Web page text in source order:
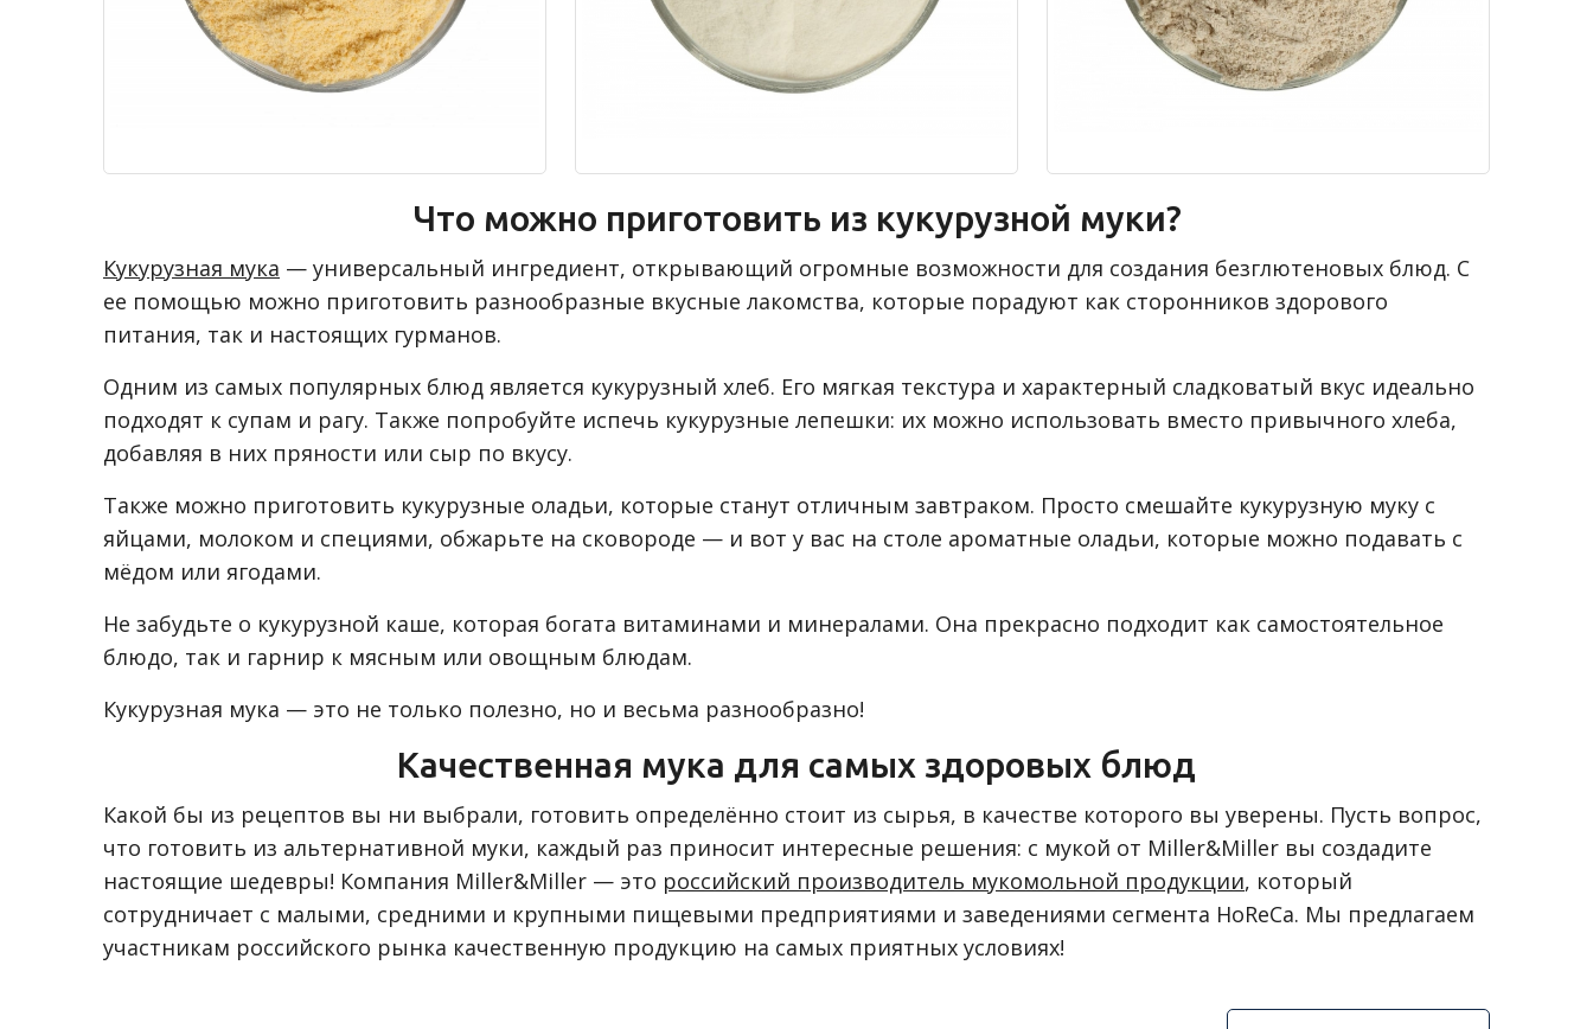
Что можно приготовить из кукурузной муки?
Кукурузная мука — универсальный ингредиент, открывающий огромные возможности для создания безглютеновых блюд. С
ее помощью можно приготовить разнообразные вкусные лакомства, которые порадуют как сторонников здорового
питания, так и настоящих гурманов.
Одним из самых популярных блюд является кукурузный хлеб. Его мягкая текстура и характерный сладковатый вкус идеально
подходят к супам и рагу. Также попробуйте испечь кукурузные лепешки: их можно использовать вместо привычного хлеба,
добавляя в них пряности или сыр по вкусу.
Также можно приготовить кукурузные оладьи, которые станут отличным завтраком. Просто смешайте кукурузную муку с
яйцами, молоком и специями, обжарьте на сковороде — и вот у вас на столе ароматные оладьи, которые можно подавать с
мёдом или ягодами.
Не забудьте о кукурузной каше, которая богата витаминами и минералами. Она прекрасно подходит как самостоятельное
блюдо, так и гарнир к мясным или овощным блюдам.
Кукурузная мука — это не только полезно, но и весьма разнообразно!
Качественная мука для самых здоровых блюд
Какой бы из рецептов вы ни выбрали, готовить определённо стоит из сырья, в качестве которого вы уверены. Пусть вопрос,
что готовить из альтернативной муки, каждый раз приносит интересные решения: с мукой от Miller&Miller вы создадите
настоящие шедевры! Компания Miller&Miller — это российский производитель мукомольной продукции, который
сотрудничает с малыми, средними и крупными пищевыми предприятиями и заведениями сегмента HoReCa. Мы предлагаем
участникам российского рынка качественную продукцию на самых приятных условиях!